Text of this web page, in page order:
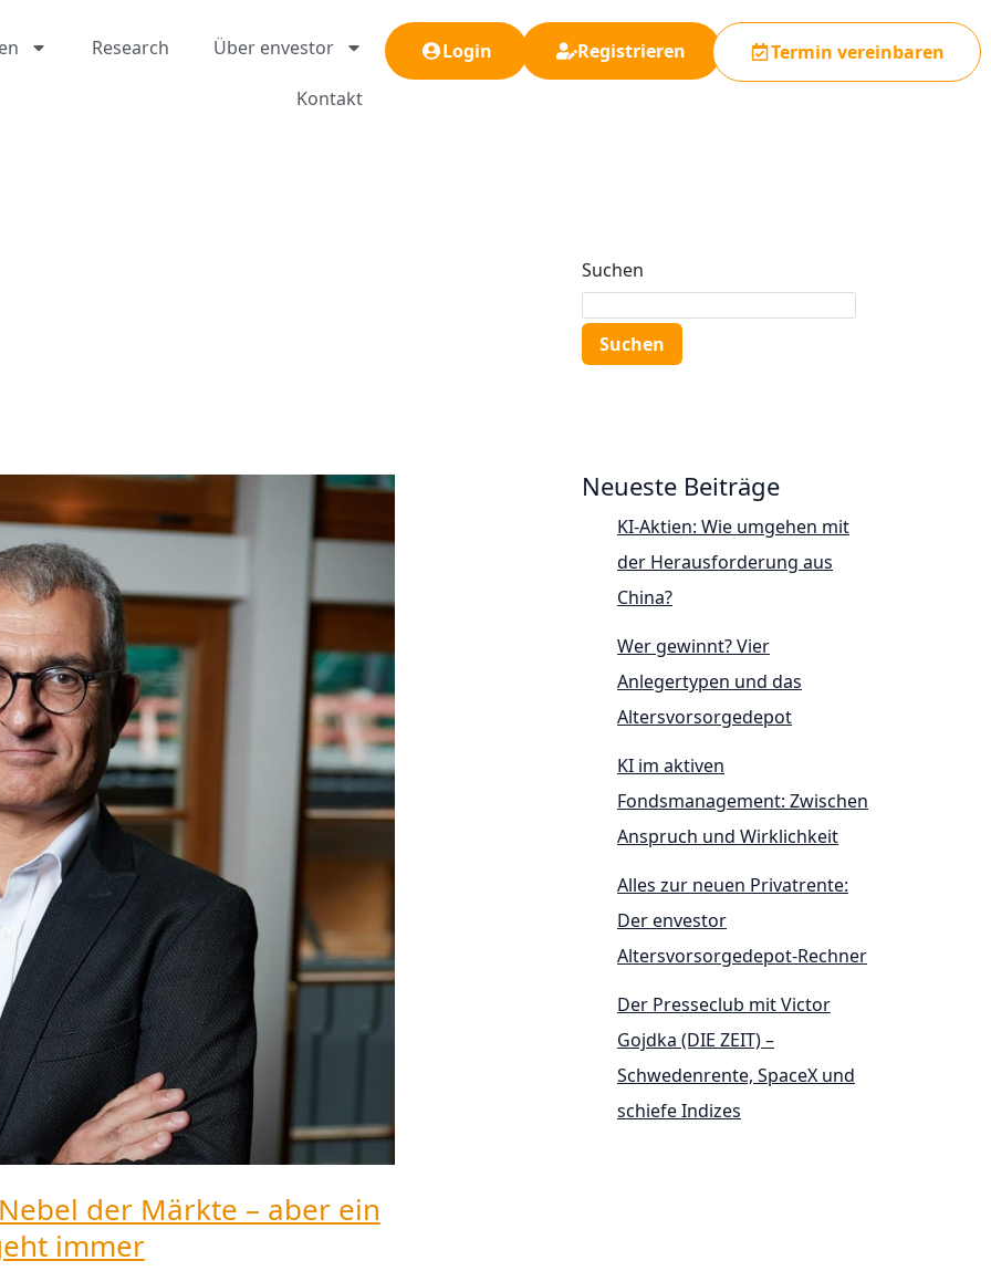
Research Über envestor
Kontakt
Login Registrieren Termin vereinbaren
der Märkte – aber ein
immer
Suchen
Suchen
Neueste Beiträge
KI-Aktien: Wie umgehen mit
der Herausforderung aus
China?
Wer gewinnt? Vier
Anlegertypen und das
Altersvorsorgedepot
KI im aktiven
Fondsmanagement: Zwischen
Anspruch und Wirklichkeit
Alles zur neuen Privatrente:
Der envestor
Altersvorsorgedepot-Rechner
Der Presseclub mit Victor
Gojdka (DIE ZEIT) –
Schwedenrente, SpaceX und
schiefe Indizes